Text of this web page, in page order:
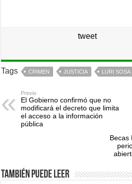
tweet
Tags CRIMEN JUSTICIA LURI SOSA
Previo
El Gobierno confirmó que no
modificará el decreto que limita
el acceso a la información
pública
Becas
También puede leer